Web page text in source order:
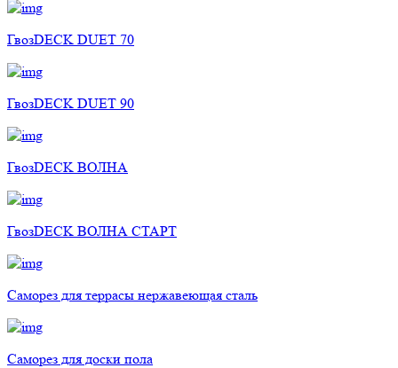
ГвозDECK DUET 70
ГвозDECK DUET 90
ГвозDECK ВОЛНА
ГвозDECK ВОЛНА СТАРТ
Саморез для террасы нержавеющая сталь
Саморез для доски пола